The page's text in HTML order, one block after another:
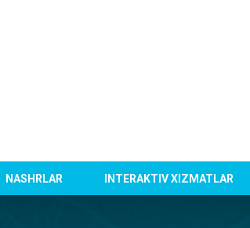
NASHRLAR INTERAKTIV XIZMATLAR